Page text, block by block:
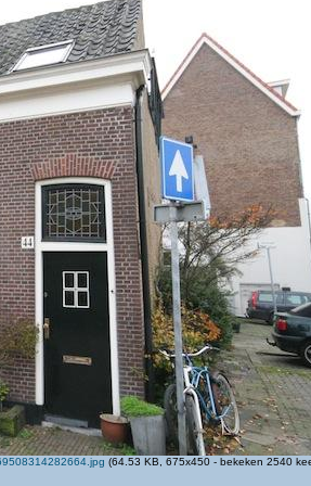
(64.53 KB, 675x450 - bekeken 2540